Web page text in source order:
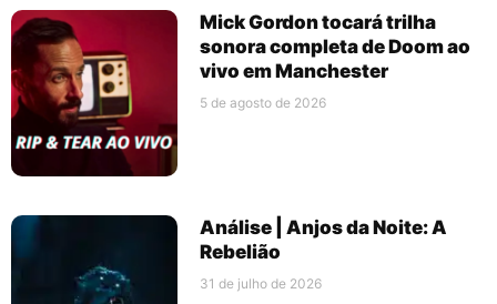
Mick Gordon tocará trilha
sonora completa de Doom ao
vivo em Manchester
5 de agosto de 2026
Análise | Anjos da Noite: A
Rebelião
31 de julho de 2026